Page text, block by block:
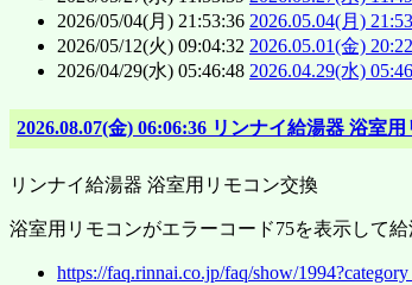
2026/05/04(月) 21:53:36 2026.05.04(月)
2026/05/12(火) 09:04:32 2026.05.01(金)
2026/04/29(水) 05:46:48 2026.04.29(水)
2026.08.07(金) 06:06:36 リンナイ給湯器 浴室
リンナイ給湯器 浴室用リモコン交換
浴室用リモコンがエラーコード75を表示して
https://faq.rinnai.co.jp/faq/show/